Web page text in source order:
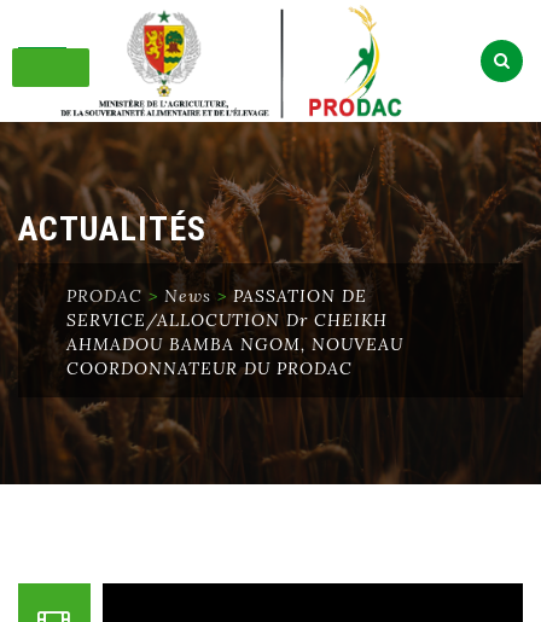
Skip
content
ACTUALITÉS
PRODAC > News >PASSATION DE
SERVICE/ALLOCUTION Dr CHEIKH
AHMADOU BAMBA NGOM, NOUVEAU
COORDONNATEUR DU PRODAC